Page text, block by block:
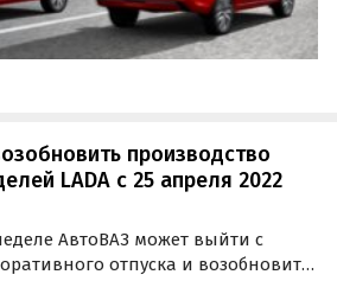
производство
LADA с 25 апреля 2022
АвтоВАЗ может выйти с
отпуска и возобновить